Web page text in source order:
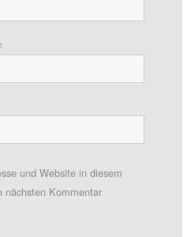
und Website in diesem
nächsten Kommentar